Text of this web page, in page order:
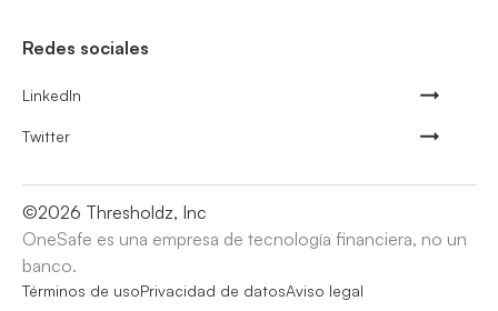
Redes sociales
LinkedIn
Twitter
©2026 Thresholdz, Inc
OneSafe es una empresa de tecnología financiera, no un
banco.
Términos de usoPrivacidad de datosAviso legal